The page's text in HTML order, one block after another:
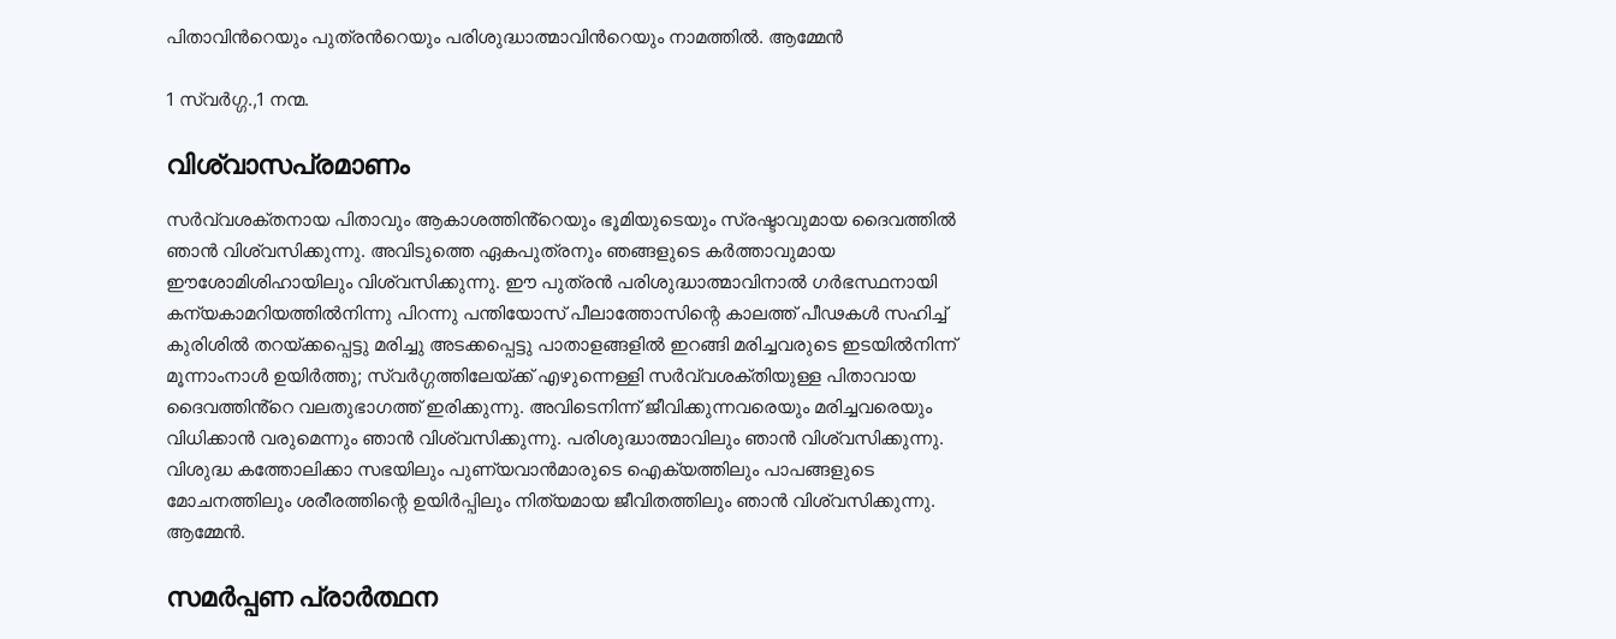
പിതാവിൻറെയും പുത്രൻറെയും പരിശുദ്ധാത്മാവിൻറെയും നാമത്തിൽ. ആമ്മേൻ
1 സ്വർഗ്ഗ.,1 നന്മ.
വിശ്വാസപ്രമാണം
സർവ്വശക്തനായ പിതാവും ആകാശത്തിൻ്റെയും ഭൂമിയുടെയും സ്രഷ്ടാവുമായ ദൈവത്തിൽ
ഞാൻ വിശ്വസിക്കുന്നു. അവിടുത്തെ ഏകപുത്രനും ഞങ്ങളുടെ കർത്താവുമായ
ഈശോമിശിഹായിലും വിശ്വസിക്കുന്നു. ഈ പുത്രൻ പരിശുദ്ധാത്മാവിനാൽ ഗർഭസ്ഥനായി
കന്യകാമറിയത്തിൽനിന്നു പിറന്നു പന്തിയോസ് പീലാത്തോസിന്റെ കാലത്ത് പീഢകൾ സഹിച്ച്
കുരിശിൽ തറയ്ക്കപ്പെട്ടു മരിച്ചു അടക്കപ്പെട്ടു പാതാളങ്ങളിൽ ഇറങ്ങി മരിച്ചവരുടെ ഇടയിൽനിന്ന്
മൂന്നാംനാൾ ഉയിർത്തു; സ്വർഗ്ഗത്തിലേയ്ക്ക് എഴുന്നെള്ളി സർവ്വശക്തിയുള്ള പിതാവായ
ദൈവത്തിൻ്റെ വലതുഭാഗത്ത് ഇരിക്കുന്നു. അവിടെനിന്ന് ജീവിക്കുന്നവരെയും മരിച്ചവരെയും
വിധിക്കാൻ വരുമെന്നും ഞാൻ വിശ്വസിക്കുന്നു. പരിശുദ്ധാത്മാവിലും ഞാൻ വിശ്വസിക്കുന്നു.
വിശുദ്ധ കത്തോലിക്കാ സഭയിലും പുണ്യവാൻമാരുടെ ഐക്യത്തിലും പാപങ്ങളുടെ
മോചനത്തിലും ശരീരത്തിന്റെ ഉയിർപ്പിലും നിത്യമായ ജീവിതത്തിലും ഞാൻ വിശ്വസിക്കുന്നു.
ആമ്മേൻ.
സമർപ്പണ പ്രാർത്ഥന